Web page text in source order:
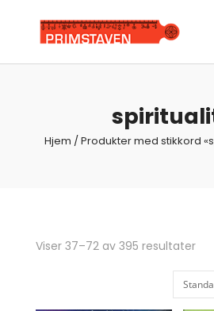
search
Hjem /Produkter med stikkord
Viser 37–72 av 395 resultater